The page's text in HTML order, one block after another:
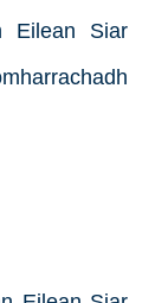
Eilean Siar